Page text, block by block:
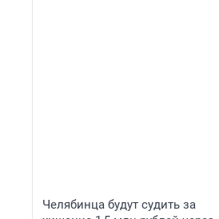
Челябинца будут судить за